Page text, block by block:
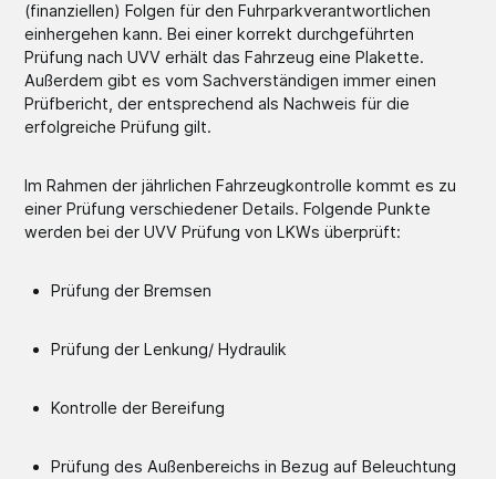
(finanziellen) Folgen für den Fuhrparkverantwortlichen
einhergehen kann. Bei einer korrekt durchgeführten
Prüfung nach UVV erhält das Fahrzeug eine Plakette.
Außerdem gibt es vom Sachverständigen immer einen
Prüfbericht, der entsprechend als Nachweis für die
erfolgreiche Prüfung gilt.
Im Rahmen der jährlichen Fahrzeugkontrolle kommt es zu
einer Prüfung verschiedener Details. Folgende Punkte
werden bei der UVV Prüfung von LKWs überprüft:
Prüfung der Bremsen
Prüfung der Lenkung/ Hydraulik
Kontrolle der Bereifung
Prüfung des Außenbereichs in Bezug auf Beleuchtung